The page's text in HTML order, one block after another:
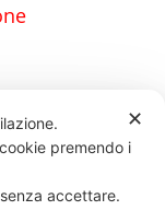
✕
premendo i
accettare.